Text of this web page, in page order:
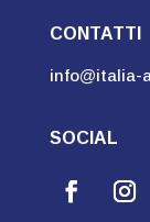
CONTATTI
info@italia-
SOCIAL